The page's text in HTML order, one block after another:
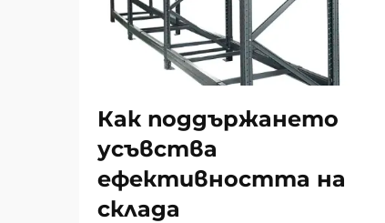
Как поддържането
усъвства
ефективността на
склада